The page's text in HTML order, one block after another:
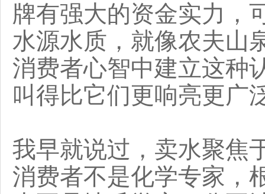
牌有强大的资金实力，
水源水质，就像农夫山
消费者心智中建立这种
叫得比它们更响亮更广
我早就说过，卖水聚焦
消费者不是化学专家，